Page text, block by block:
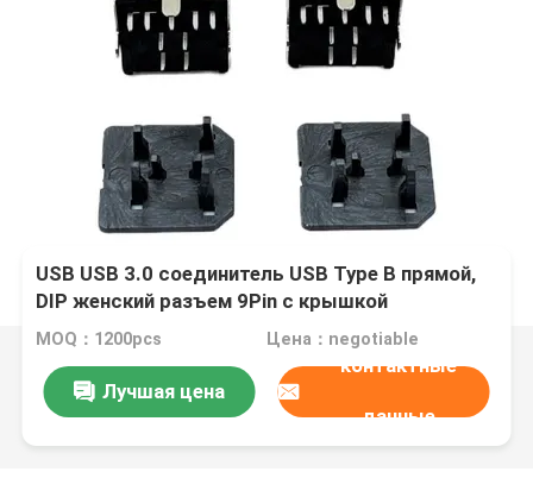
USB USB 3.0 соединитель USB Type B прямой,
DIP женский разъем 9Pin с крышкой
MOQ：1200pcs Цена：negotiable
Лучшая цена
контактные
данные